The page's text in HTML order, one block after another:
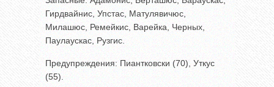
Гирдвайнис, Упстас, Матулявичюс,
Милашюс, Ремейкис, Варейка, Черных,
Паулаускас, Рузгис.
Предупреждения: Пиантковски (70), Уткус
(55).